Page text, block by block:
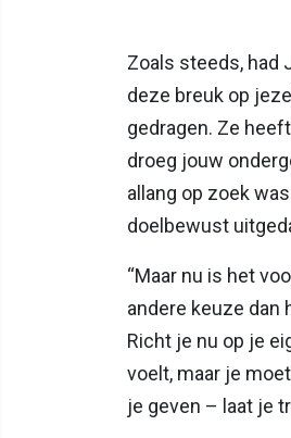
Zoals steeds, had
deze breuk op
gedragen. Ze
droeg jouw
allang op zoek
doelbewust
“Maar nu is het
andere keuze dan
Richt je nu op je
voelt, maar je
je geven – laat je